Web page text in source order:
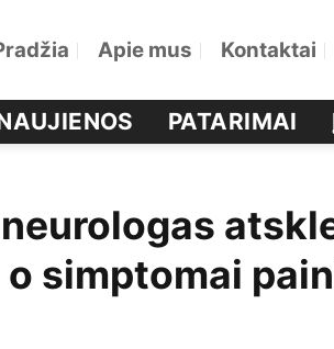
Apie mus Kontaktai
PATARIMAI
o simptomai